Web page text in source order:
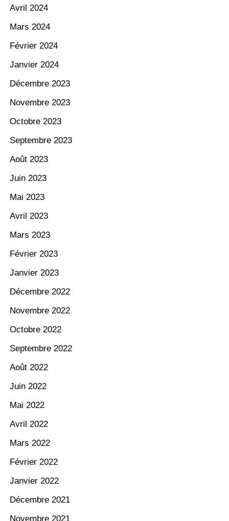
Avril 2024
Mars 2024
Février 2024
Janvier 2024
Décembre 2023
Novembre 2023
Octobre 2023
Septembre 2023
Août 2023
Juin 2023
Mai 2023
Avril 2023
Mars 2023
Février 2023
Janvier 2023
Décembre 2022
Novembre 2022
Octobre 2022
Septembre 2022
Août 2022
Juin 2022
Mai 2022
Avril 2022
Mars 2022
Février 2022
Janvier 2022
Décembre 2021
Novembre 2021